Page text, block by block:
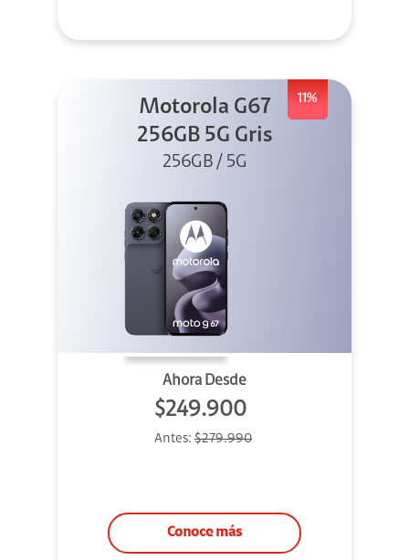
11%
Motorola G67
256GB 5G Gris
256GB / 5G
Ahora Desde
$249.900
Antes: $279.990
Conoce más